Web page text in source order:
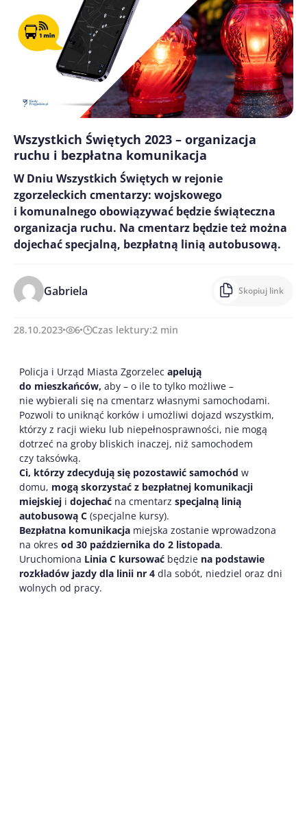
Wszystkich Świętych 2023 – organizacja
ruchu i bezpłatna komunikacja
W Dniu Wszystkich Świętych w rejonie
zgorzeleckich cmentarzy: wojskowego
i komunalnego obowiązywać będzie świąteczna
organizacja ruchu. Na cmentarz będzie też można
dojechać specjalną, bezpłatną linią autobusową.
Gabriela Skopiuj link
28.10.2023 6 Czas lektury:2 min
Policja i Urząd Miasta Zgorzelec apelują
do mieszkańców, aby – o ile to tylko możliwe –
nie wybierali się na cmentarz własnymi samochodami.
Pozwoli to uniknąć korków i umożliwi dojazd wszystkim,
którzy z racji wieku lub niepełnosprawności, nie mogą
dotrzeć na groby bliskich inaczej, niż samochodem
czy taksówką.
Ci, którzy zdecydują się pozostawić samochód w
domu, mogą skorzystać z bezpłatnej komunikacji
miejskiej i dojechać na cmentarz specjalną linią
autobusową C (specjalne kursy).
Bezpłatna komunikacja miejska zostanie wprowadzona
na okres od 30 października do 2 listopada.
Uruchomiona Linia C kursować będzie na podstawie
rozkładów jazdy dla linii nr 4 dla sobót, niedziel oraz dni
wolnych od pracy.